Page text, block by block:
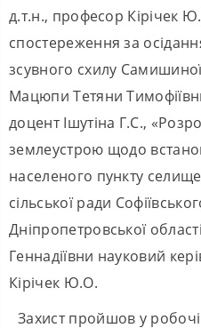
д.т.н., професор Кірічек
спостереження за
зсувного схилу
Мацюпи Тетяни
доцент Ішутіна Г.С.,
землеустрою щодо
населеного пункту
сільської ради
Дніпропетровської
Геннадіївни науковий
Кірічек Ю.О.
Захист пройшов у